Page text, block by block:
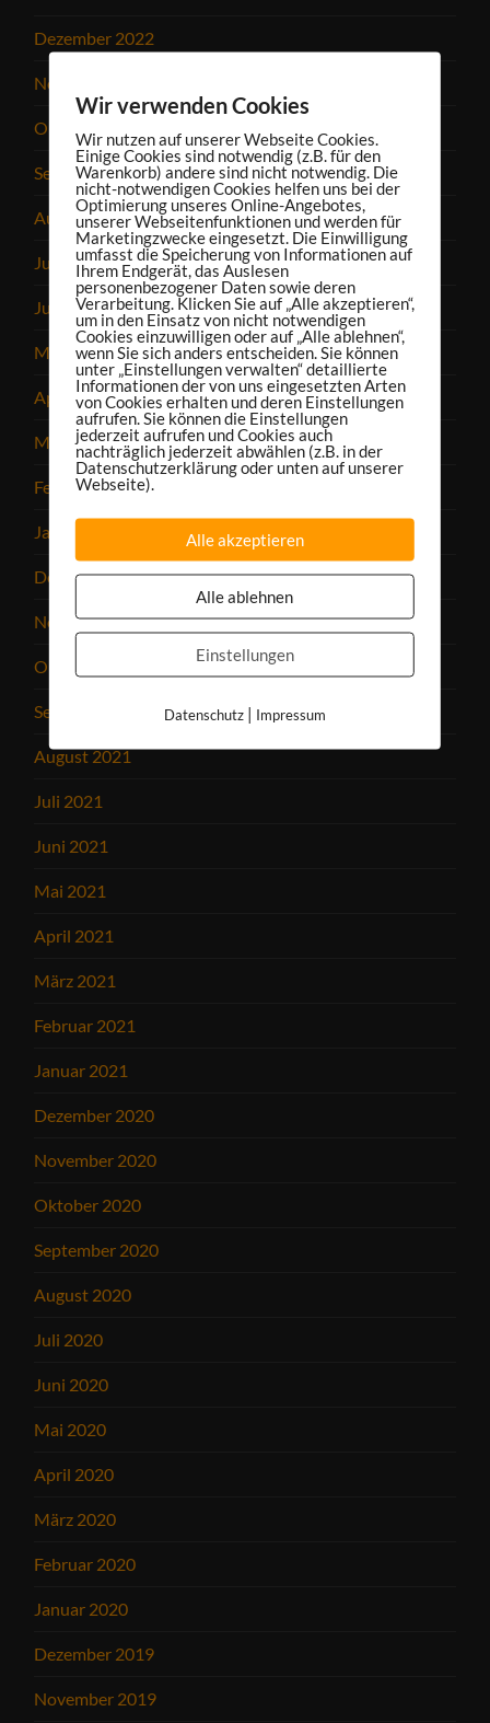
Dezember 2022
November 2022
Oktober 2022
September 2022
August 2022
Juli 2022
Juni 2022
Mai 2022
April 2022
März 2022
Februar 2022
Januar 2022
Dezember 2021
November 2021
Oktober 2021
September 2021
August 2021
Juli 2021
Juni 2021
Mai 2021
April 2021
März 2021
Februar 2021
Januar 2021
Dezember 2020
November 2020
Oktober 2020
September 2020
August 2020
Juli 2020
Juni 2020
Mai 2020
April 2020
März 2020
Februar 2020
Januar 2020
Dezember 2019
November 2019
Wir verwenden Cookies
Wir nutzen auf unserer Webseite Cookies.
Einige Cookies sind notwendig (z.B. für den
Warenkorb) andere sind nicht notwendig. Die
nicht-notwendigen Cookies helfen uns bei der
Optimierung unseres Online-Angebotes,
unserer Webseitenfunktionen und werden für
Marketingzwecke eingesetzt. Die Einwilligung
umfasst die Speicherung von Informationen auf
Ihrem Endgerät, das Auslesen
personenbezogener Daten sowie deren
Verarbeitung. Klicken Sie auf „Alle akzeptieren“,
um in den Einsatz von nicht notwendigen
Cookies einzuwilligen oder auf „Alle ablehnen“,
wenn Sie sich anders entscheiden. Sie können
unter „Einstellungen verwalten“ detaillierte
Informationen der von uns eingesetzten Arten
von Cookies erhalten und deren Einstellungen
aufrufen. Sie können die Einstellungen
jederzeit aufrufen und Cookies auch
nachträglich jederzeit abwählen (z.B. in der
Datenschutzerklärung oder unten auf unserer
Webseite).
Alle akzeptieren
Alle ablehnen
Einstellungen
Datenschutz| Impressum